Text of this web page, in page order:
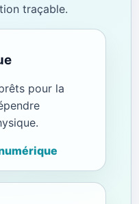
traçable.
pour la